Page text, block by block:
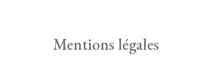
Mentions légales